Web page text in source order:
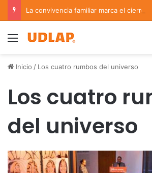
Menu
Inicio / Los cuatro rumbos del universo
Los cuatro
del universo